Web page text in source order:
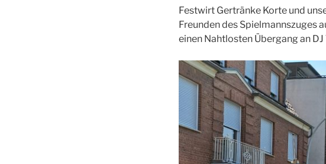
Festwirt Gertränke Korte und
Freunden des Spielmannszuges
einen Nahtlosten Übergang an